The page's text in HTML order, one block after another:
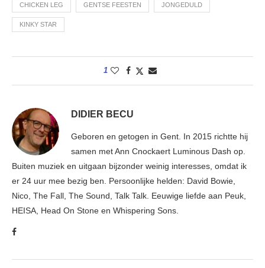
CHICKEN LEG GENTSE FEESTEN JONGEDULD
KINKY STAR
1
DIDIER BECU
Geboren en getogen in Gent. In 2015 richtte hij
samen met Ann Cnockaert Luminous Dash op.
Buiten muziek en uitgaan bijzonder weinig interesses, omdat ik
er 24 uur mee bezig ben. Persoonlijke helden: David Bowie,
Nico, The Fall, The Sound, Talk Talk. Eeuwige liefde aan Peuk,
HEISA, Head On Stone en Whispering Sons.